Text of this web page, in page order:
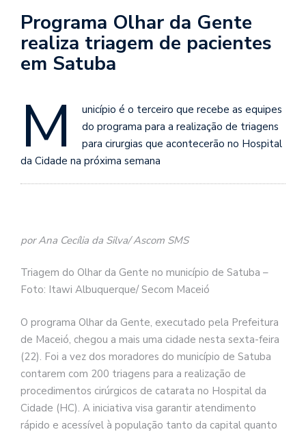
Programa Olhar da Gente
realiza triagem de pacientes
em Satuba
M
unicípio é o terceiro que recebe as equipes
do programa para a realização de triagens
para cirurgias que acontecerão no Hospital
da Cidade na próxima semana
por Ana Cecília da Silva/ Ascom SMS
Triagem do Olhar da Gente no município de Satuba –
Foto: Itawi Albuquerque/ Secom Maceió
O programa Olhar da Gente, executado pela Prefeitura
de Maceió, chegou a mais uma cidade nesta sexta-feira
(22). Foi a vez dos moradores do município de Satuba
contarem com 200 triagens para a realização de
procedimentos cirúrgicos de catarata no Hospital da
Cidade (HC). A iniciativa visa garantir atendimento
rápido e acessível à população tanto da capital quanto